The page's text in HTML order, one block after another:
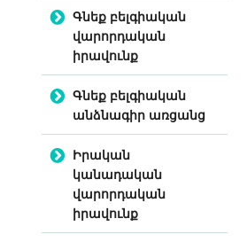
Գնեք բելգիական
վարորդական
իրավունք
Գնեք բելգիական
անձնագիր առցանց
Իրական
կանադական
վարորդական
իրավունք